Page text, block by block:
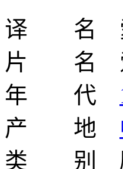
译 名 愛
片 名
年 代
产 地
类 别